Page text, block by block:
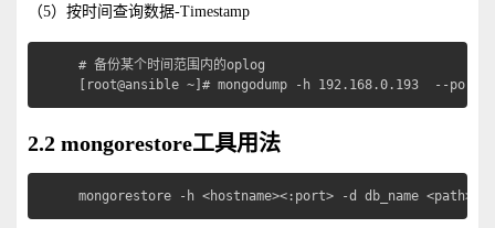
（5）按时间查询数据-Timestamp
# 备份某个时间范围内的oplog
[root@ansible ~]# mongodump -h 192.168.0.193  --
2.2 mongorestore工具用法
mongorestore -h <hostname><:port> -d db_name <path>